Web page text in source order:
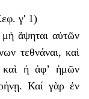
γ' 1)
ἅψηται αὐτῶν
τεθνάναι, καὶ
καὶ ἡ ἀφ’ ἡμῶν
Καί γὰρ ἐν